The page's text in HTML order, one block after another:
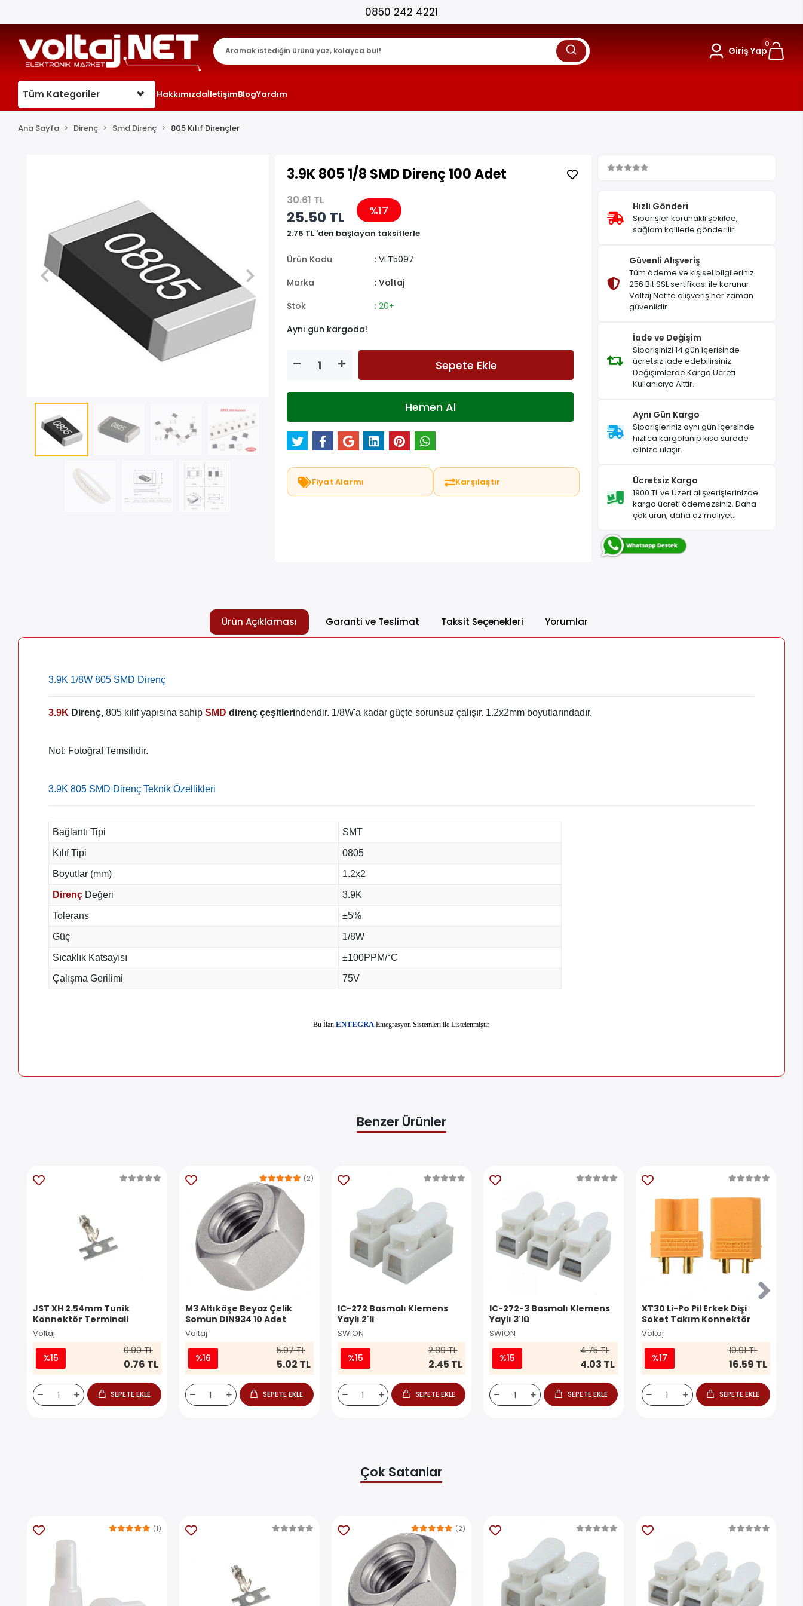
25.000+ AKTİF ÜRÜN !
Giriş Yap
0
Tüm Kategoriler HakkımızdaİletişimBlogYardım
Ana Sayfa Direnç Smd Direnç 805 Kılıf Dirençler
3.9K 805 1/8 SMD Direnç 100 Adet
30.61 TL
25.50 TL %17
2.76 TL 'den başlayan taksitlerle
Ürün Kodu
: VLT5097
Marka
: Voltaj
Stok
: 20+
Aynı gün kargoda!
Sepete Ekle
Hemen Al
Fiyat Alarmı Karşılaştır
Hızlı Gönderi
Siparişler korunaklı şekilde,
sağlam kolilerle gönderilir.
Güvenli Alışveriş
Tüm ödeme ve kişisel bilgileriniz
256 Bit SSL sertifikası ile korunur.
Voltaj.Net’te alışveriş her zaman
güvenlidir.
İade ve Değişim
Siparişinizi 14 gün içerisinde
ücretsiz iade edebilirsiniz.
Değişimlerde Kargo Ücreti
Kullanıcıya Aittir.
Aynı Gün Kargo
Siparişleriniz aynı gün içersinde
hızlıca kargolanıp kısa sürede
elinize ulaşır.
Ücretsiz Kargo
1900 TL ve Üzeri alışverişlerinizde
kargo ücreti ödemezsiniz. Daha
çok ürün, daha az maliyet.
Ürün Açıklaması Garanti ve Teslimat Taksit Seçenekleri Yorumlar
3.9K 1/8W 805 SMD Direnç
3.9K Direnç, 805 kılıf yapısına sahipSMDdirenç çeşitlerindendir. 1/8W'a kadar güçte sorunsuz çalışır. 1.2x2mm boyutlarındadır.
Not: Fotoğraf Temsilidir.
3.9K 805 SMD Direnç Teknik Özellikleri
Bağlantı Tipi SMT
Kılıf Tipi 0805
Boyutlar (mm) 1.2x2
Direnç Değeri 3.9K
Tolerans ±5%
Güç 1/8W
Sıcaklık Katsayısı ±100PPM/°C
Çalışma Gerilimi 75V
Bu İlanENTEGRAEntegrasyon Sistemleri ile Listelenmiştir
Benzer Ürünler
JST XH 2.54mm Tunik
Konnektör Terminali
Voltaj
%15
0.90 TL
0.76 TL
SEPETE EKLE
M3 Altıköşe Beyaz Çelik
Somun DIN934 10 Adet
Voltaj
(2)
%16
5.97 TL
5.02 TL
SEPETE EKLE
IC-272 Basmalı Klemens
Yaylı 2'li
SWION
%15
2.89 TL
2.45 TL
SEPETE EKLE
IC-272-3 Basmalı Klemens
Yaylı 3'lü
SWION
%15
4.75 TL
4.03 TL
SEPETE EKLE
XT30 Li-Po Pil Erkek Dişi
Soket Takım Konnektör
Voltaj
%17
19.91 TL
16.59 TL
SEPETE EKLE
Çok Satanlar
(1) (2)